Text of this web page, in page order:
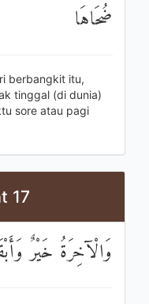
ضُحَاهَا
berbangkit itu,
tinggal (di dunia)
sore atau pagi
17
وَالْآخِرَةُ خَيْرٌ